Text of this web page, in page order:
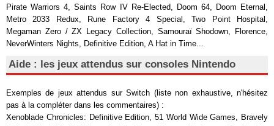
Pirate Warriors 4, Saints Row IV Re-Elected, Doom 64, Doom Eternal,
Metro 2033 Redux, Rune Factory 4 Special, Two Point Hospital,
Megaman Zero / ZX Legacy Collection, Samouraï Shodown, Florence,
NeverWinters Nights, Definitive Edition, A Hat in Time...
Aide : les jeux attendus sur consoles Nintendo
Exemples de jeux attendus sur Switch (liste non exhaustive, n'hésitez
pas à la compléter dans les commentaires) :
Xenoblade Chronicles: Definitive Edition, 51 World Wide Games, Bravely